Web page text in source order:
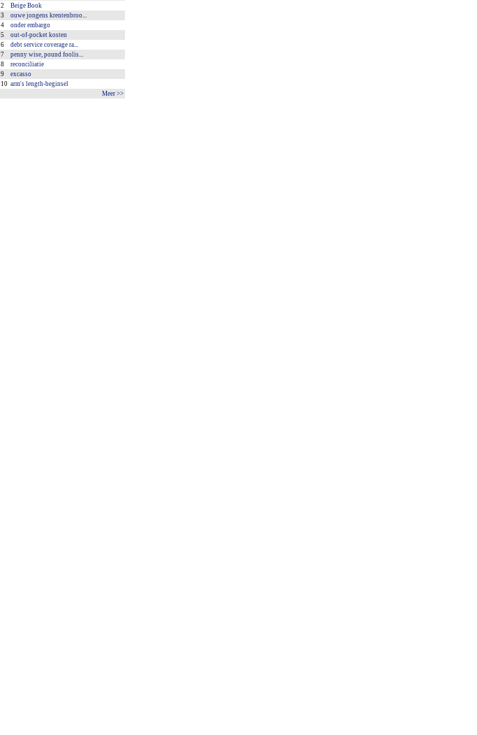
2
Beige Book
3
ouwe jongens krentenbroo...
4
onder embargo
5
out-of-pocket kosten
6
debt service coverage ra...
7
penny wise, pound foolis...
8
reconciliatie
9
excasso
10 arm's length-beginsel
Meer >>